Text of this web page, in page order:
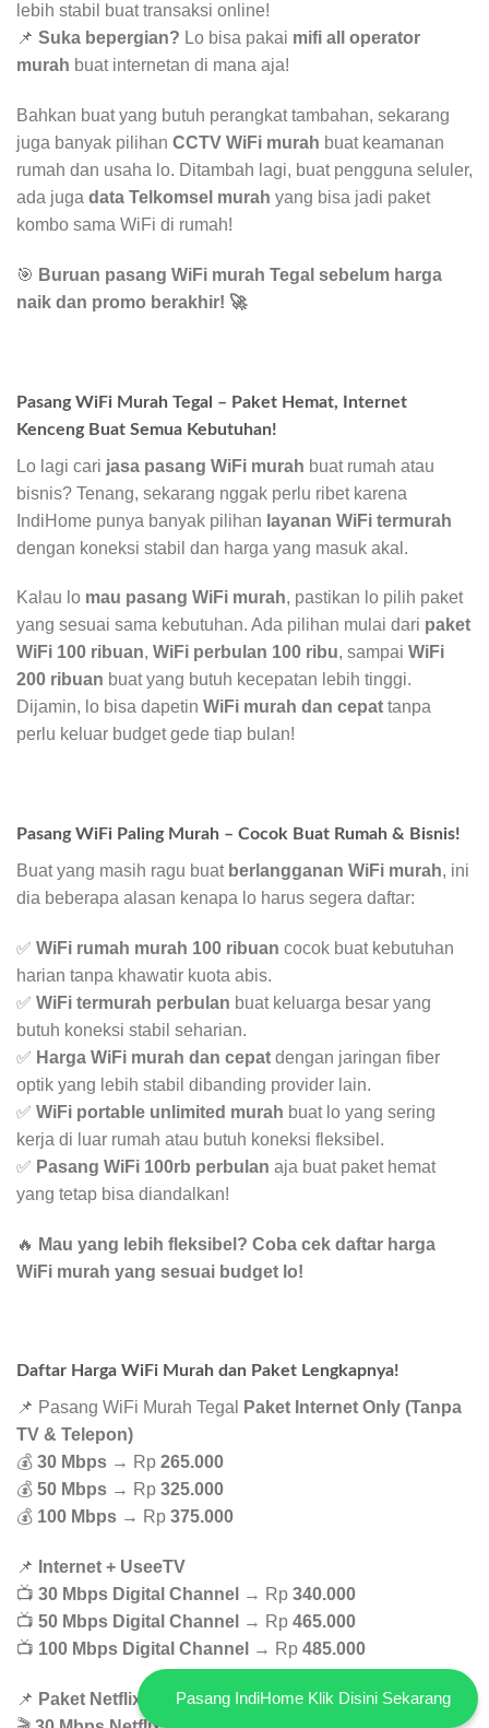
lebih stabil buat transaksi online!
📌 Suka bepergian? Lo bisa pakai mifi all operator
murah buat internetan di mana aja!
Bahkan buat yang butuh perangkat tambahan, sekarang
juga banyak pilihan CCTV WiFi murah buat keamanan
rumah dan usaha lo. Ditambah lagi, buat pengguna seluler,
ada juga data Telkomsel murah yang bisa jadi paket
kombo sama WiFi di rumah!
🎯 Buruan pasang WiFi murah Tegal sebelum harga
naik dan promo berakhir! 🚀
Pasang WiFi Murah Tegal – Paket Hemat, Internet
Kenceng Buat Semua Kebutuhan!
Lo lagi cari jasa pasang WiFi murah buat rumah atau
bisnis? Tenang, sekarang nggak perlu ribet karena
IndiHome punya banyak pilihan layanan WiFi termurah
dengan koneksi stabil dan harga yang masuk akal.
Kalau lo mau pasang WiFi murah, pastikan lo pilih paket
yang sesuai sama kebutuhan. Ada pilihan mulai dari paket
WiFi 100 ribuan, WiFi perbulan 100 ribu, sampai WiFi
200 ribuan buat yang butuh kecepatan lebih tinggi.
Dijamin, lo bisa dapetin WiFi murah dan cepat tanpa
perlu keluar budget gede tiap bulan!
Pasang WiFi Paling Murah – Cocok Buat Rumah & Bisnis!
Buat yang masih ragu buat berlangganan WiFi murah, ini
dia beberapa alasan kenapa lo harus segera daftar:
✅ WiFi rumah murah 100 ribuan cocok buat kebutuhan
harian tanpa khawatir kuota abis.
✅ WiFi termurah perbulan buat keluarga besar yang
butuh koneksi stabil seharian.
✅ Harga WiFi murah dan cepat dengan jaringan fiber
optik yang lebih stabil dibanding provider lain.
✅ WiFi portable unlimited murah buat lo yang sering
kerja di luar rumah atau butuh koneksi fleksibel.
✅ Pasang WiFi 100rb perbulan aja buat paket hemat
yang tetap bisa diandalkan!
🔥 Mau yang lebih fleksibel? Coba cek daftar harga
WiFi murah yang sesuai budget lo!
Daftar Harga WiFi Murah dan Paket Lengkapnya!
📌 Pasang WiFi Murah Tegal
Paket Internet Only (Tanpa
TV & Telepon)
💰 30 Mbps → Rp 265.000
💰 50 Mbps → Rp 325.000
💰 100 Mbps → Rp 375.000
📌
Internet + UseeTV
📺 30 Mbps Digital Channel → Rp 340.000
📺 50 Mbps Digital Channel → Rp 465.000
📺 100 Mbps Digital Channel → Rp 485.000
📌 Paket Netflix & Disney+ HotstarPasang IndiHome Klik Disini Sekarang